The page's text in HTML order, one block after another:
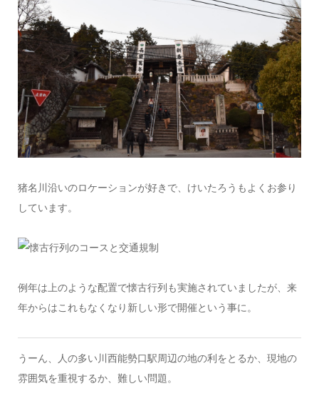
猪名川沿いのロケーションが好きで、けいたろうもよくお参り
しています。
例年は上のような配置で懐古行列も実施されていましたが、来
年からはこれもなくなり新しい形で開催という事に。
うーん、人の多い川西能勢口駅周辺の地の利をとるか、現地の
雰囲気を重視するか、難しい問題。